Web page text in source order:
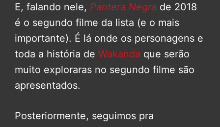
E, falando nele, Pantera Negra de 2018
é o segundo filme da lista (e o mais
importante). É lá onde os personagens e
toda a história de Wakanda que serão
muito exploraras no segundo filme são
apresentados.
Posteriormente, seguimos pra